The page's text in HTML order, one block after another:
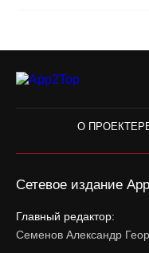
О ПРОЕКТЕ
Сетевое издание
Главный редактор:
Семенов Александр